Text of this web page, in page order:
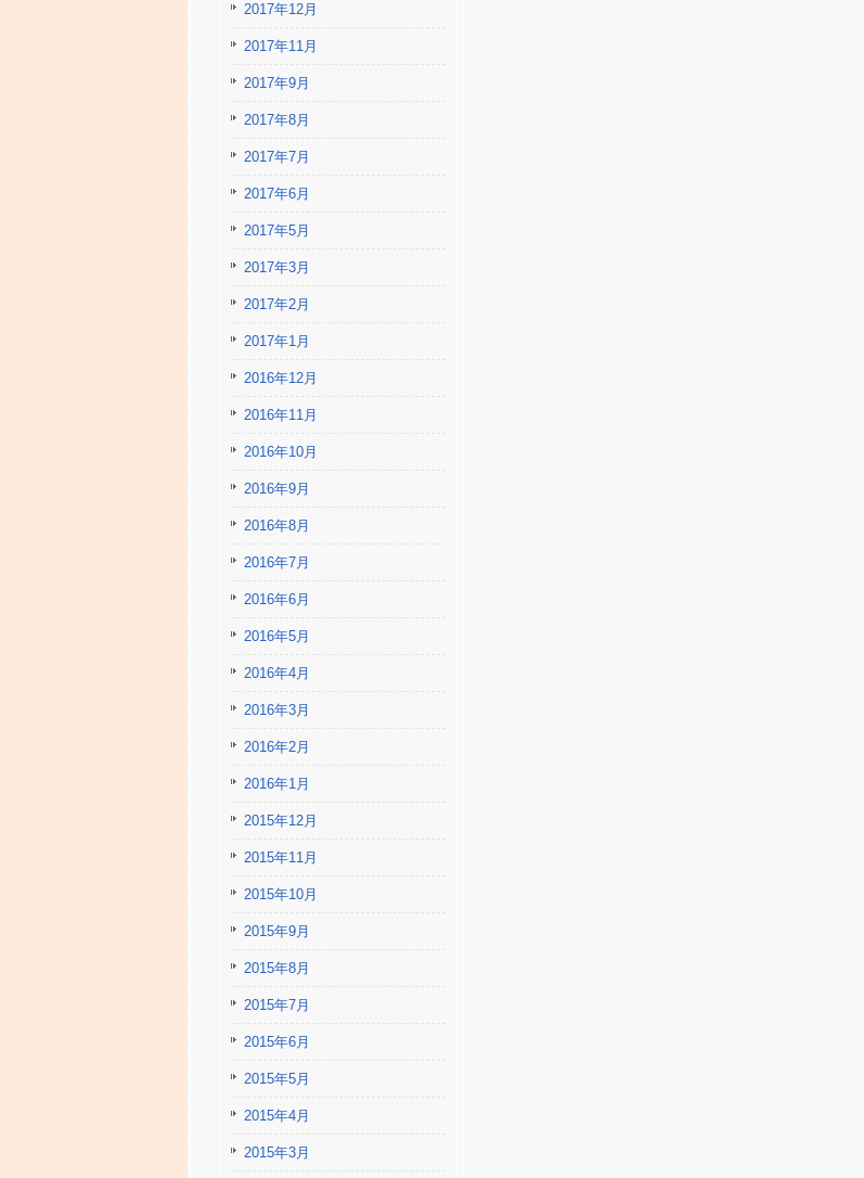
2017年12月
2017年11月
2017年9月
2017年8月
2017年7月
2017年6月
2017年5月
2017年3月
2017年2月
2017年1月
2016年12月
2016年11月
2016年10月
2016年9月
2016年8月
2016年7月
2016年6月
2016年5月
2016年4月
2016年3月
2016年2月
2016年1月
2015年12月
2015年11月
2015年10月
2015年9月
2015年8月
2015年7月
2015年6月
2015年5月
2015年4月
2015年3月